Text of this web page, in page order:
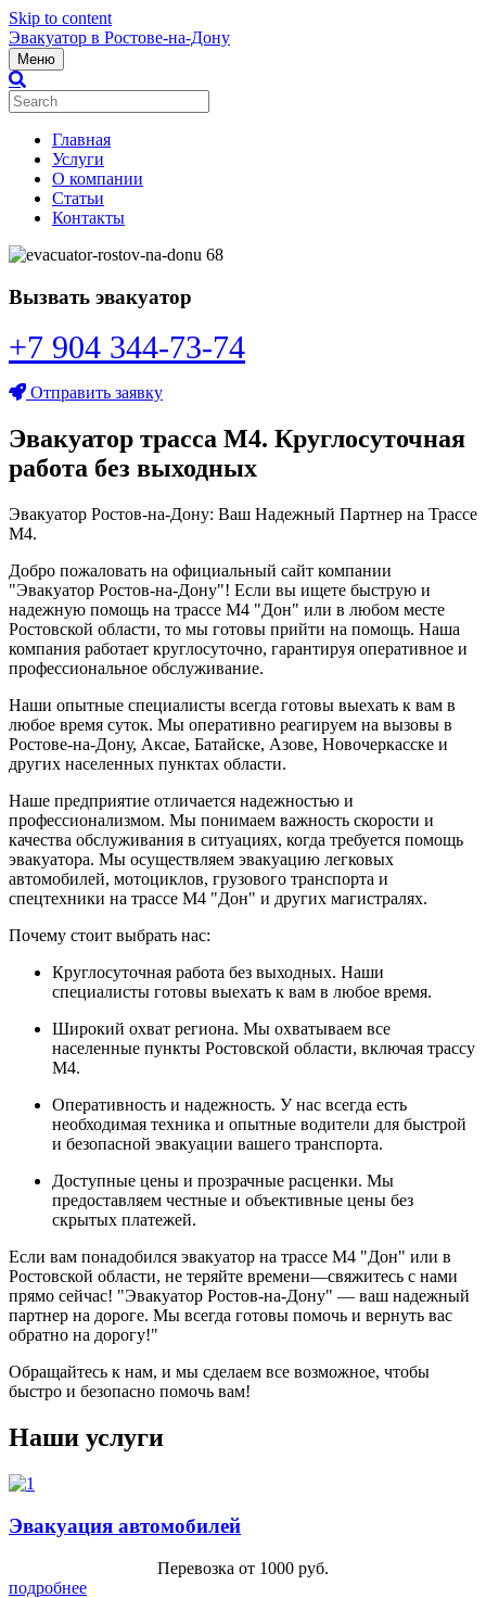
Skip to content
Эвакуатор в Ростове-на-Дону
Меню
Главная
Услуги
О компании
Статьи
Контакты
Вызвать эвакуатор
+7 904 344-73-74
Отправить заявку
Эвакуатор трасса М4. Круглосуточная
работа без выходных
Эвакуатор Ростов-на-Дону: Ваш Надежный Партнер на Трассе
М4.
Добро пожаловать на официальный сайт компании
"Эвакуатор Ростов-на-Дону"! Если вы ищете быструю и
надежную помощь на трассе М4 "Дон" или в любом месте
Ростовской области, то мы готовы прийти на помощь. Наша
компания работает круглосуточно, гарантируя оперативное и
профессиональное обслуживание.
Наши опытные специалисты всегда готовы выехать к вам в
любое время суток. Мы оперативно реагируем на вызовы в
Ростове-на-Дону, Аксае, Батайске, Азове, Новочеркасске и
других населенных пунктах области.
Наше предприятие отличается надежностью и
профессионализмом. Мы понимаем важность скорости и
качества обслуживания в ситуациях, когда требуется помощь
эвакуатора. Мы осуществляем эвакуацию легковых
автомобилей, мотоциклов, грузового транспорта и
спецтехники на трассе М4 "Дон" и других магистралях.
Почему стоит выбрать нас:
Круглосуточная работа без выходных. Наши
специалисты готовы выехать к вам в любое время.
Широкий охват региона. Мы охватываем все
населенные пункты Ростовской области, включая трассу
М4.
Оперативность и надежность. У нас всегда есть
необходимая техника и опытные водители для быстрой
и безопасной эвакуации вашего транспорта.
Доступные цены и прозрачные расценки. Мы
предоставляем честные и объективные цены без
скрытых платежей.
Если вам понадобился эвакуатор на трассе М4 "Дон" или в
Ростовской области, не теряйте времени—свяжитесь с нами
прямо сейчас! "Эвакуатор Ростов-на-Дону" — ваш надежный
партнер на дороге. Мы всегда готовы помочь и вернуть вас
обратно на дорогу!"
Обращайтесь к нам, и мы сделаем все возможное, чтобы
быстро и безопасно помочь вам!
Наши услуги
Эвакуация автомобилей
Перевозка от 1000 руб.
подробнее